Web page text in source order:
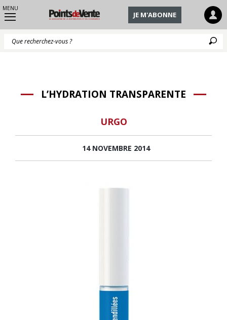
MENU
JE M'ABONNE
L’HYDRATION TRANSPARENTE
URGO
14 NOVEMBRE 2014